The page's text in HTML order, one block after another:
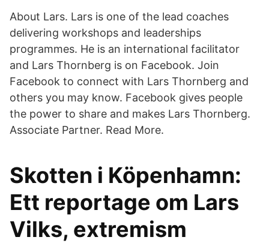
About Lars. Lars is one of the lead coaches
delivering workshops and leaderships
programmes. He is an international facilitator
and Lars Thornberg is on Facebook. Join
Facebook to connect with Lars Thornberg and
others you may know. Facebook gives people
the power to share and makes Lars Thornberg.
Associate Partner. Read More.
Skotten i Köpenhamn:
Ett reportage om Lars
Vilks, extremism